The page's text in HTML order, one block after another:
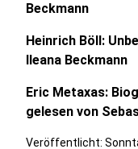
Beckmann
Heinrich Böll:
Ileana Beckmann
Eric Metaxas:
gelesen von
Veröffentlicht: